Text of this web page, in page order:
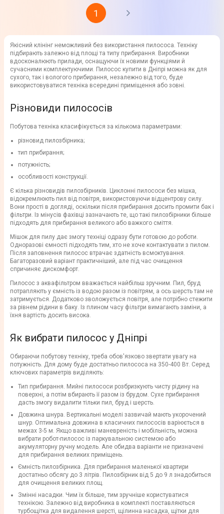
1
Якісний клінінг неможливий без використання пилососа. Техніку
підбирають залежно від площі та типу прибирання. Виробники
вдосконалюють прилади, оснащуючи їх новими функціями й
сучасними комплектуючими. Пилосос купити в Дніпрі можна як для
сухого, так і вологого прибирання, незалежно від того, буде
використовуватися техніка всередині приміщення або зовні.
Різновиди пилососів
Побутова техніка класифікується за кількома параметрами:
різновид пилозбірника;
тип прибирання;
потужність;
особливості конструкції.
Є кілька різновидів пилозбірників. Циклонні пилососи без мішка,
відокремлюють пил від повітря, використовуючи відцентрову силу.
Вони прості в догляді, оскільки після прибирання досить промити бак і
фільтри. Із мінусів фахівці зазначають те, що такі пилозбірники більше
підходять для прибирання великого або важкого сміття.
Мішок для пилу дає змогу техніці одразу бути готовою до роботи.
Одноразові ємності підходять тим, хто не хоче контактувати з пилом.
Після заповнення пилосос втрачає здатність всмоктування.
Багаторазовий варіант практичніший, але під час очищення
спричиняє дискомфорт.
Пилосос з аквафільтром вважається найбільш зручним. Пил, бруд
потрапляють у ємність із водою разом із повітрям, а ось шерсть там не
затримується. Додатково зволожується повітря, але потрібно стежити
за рівнем рідини в баку. Із плином часу фільтри вимагають заміни, а
їхня вартість досить висока.
Як вибрати пилосос у Дніпрі
Обираючи побутову техніку, треба обов'язково звертати увагу на
потужність. Для дому буде достатньо пилососа на 350-400 Вт. Серед
ключових параметрів виділяють:
Тип прибирання. Мийні пилососи розбризкують чисту рідину на
поверхні, а потім вбирають її разом із брудом. Сухе прибирання
дасть змогу видалити тільки пил, бруд і шерсть.
Довжина шнура. Вертикальні моделі зазвичай мають укорочений
шнур. Оптимальна довжина в класичних пилососів варіюється в
межах 3-5 м. Якщо важливі маневреність і мобільність, можна
вибрати робот-пилосос із паркувальною системою або
акумуляторну ручну модель. Але обидва варіанти не призначені
для прибирання великих приміщень.
Ємність пилозбірника. Для прибирання маленької квартири
достатньо обсягу до 3 літрів. Пилозбірник від 5 до 9 л знадобиться
для очищення великих площ.
Змінні насадки. Чим їх більше, тим зручніше користуватися
технікою. Залежно від виробника в комплекті поставляються
турбощітка для видалення шерсті, щілинна насадка, щітки для